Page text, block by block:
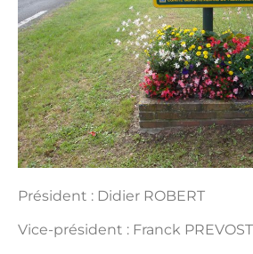
Président : Didier ROBERT
Vice-président : Franck PREVOST